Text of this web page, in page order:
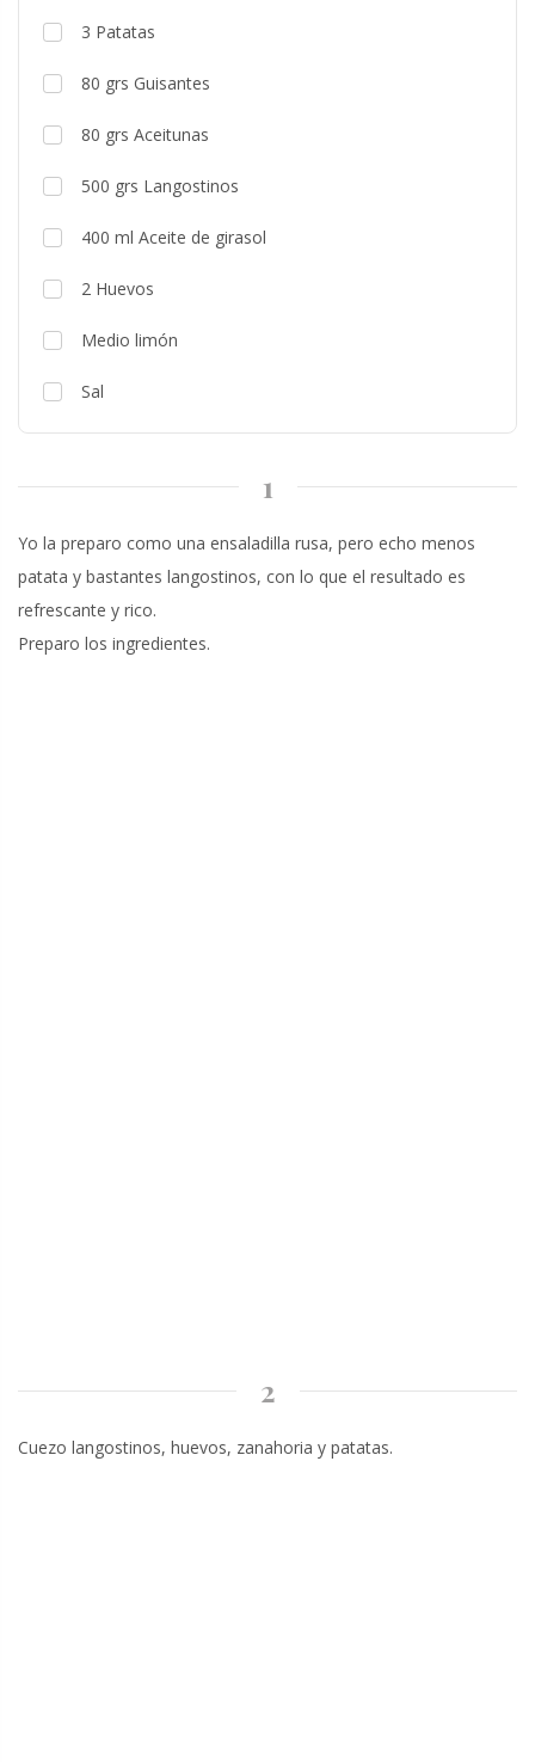
3 Patatas
80 grs Guisantes
80 grs Aceitunas
500 grs Langostinos
400 ml Aceite de girasol
2 Huevos
Medio limón
Sal
1
Yo la preparo como una ensaladilla rusa, pero echo menos
patata y bastantes langostinos, con lo que el resultado es
refrescante y rico.
Preparo los ingredientes.
2
Cuezo langostinos, huevos, zanahoria y patatas.